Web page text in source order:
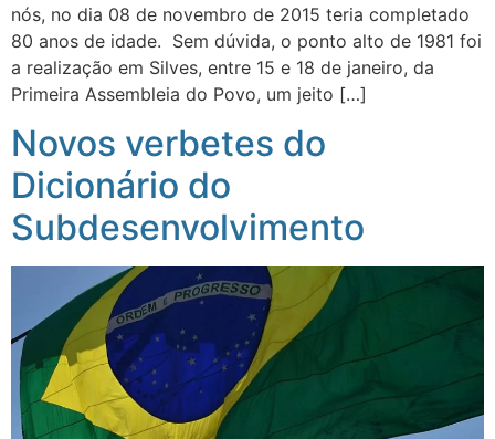
nós, no dia 08 de novembro de 2015 teria completado
80 anos de idade. Sem dúvida, o ponto alto de 1981 foi
a realização em Silves, entre 15 e 18 de janeiro, da
Primeira Assembleia do Povo, um jeito […]
Novos verbetes do
Dicionário do
Subdesenvolvimento